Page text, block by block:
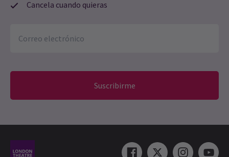
Cancela cuando quieras
Suscribirme